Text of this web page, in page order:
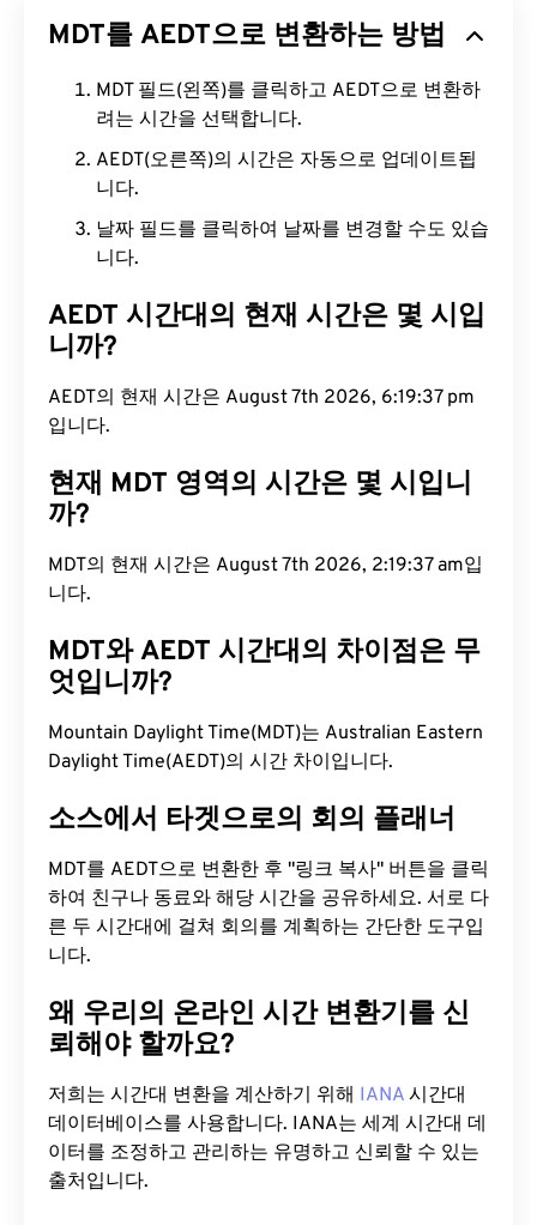
MDT를 AEDT으로 변환하는 방법
MDT 필드(왼쪽)를 클릭하고 AEDT으로 변환하
려는 시간을 선택합니다.
AEDT(오른쪽)의 시간은 자동으로 업데이트됩
니다.
날짜 필드를 클릭하여 날짜를 변경할 수도 있습
니다.
AEDT 시간대의 현재 시간은 몇 시입
니까?
AEDT의 현재 시간은 August 7th 2026, 6:19:38 pm
입니다.
현재 MDT 영역의 시간은 몇 시입니
까?
MDT의 현재 시간은 August 7th 2026, 2:19:38 am입
니다.
MDT와 AEDT 시간대의 차이점은 무
엇입니까?
Mountain Daylight Time(MDT)는 Australian Eastern
Daylight Time(AEDT)의 시간 차이입니다.
소스에서 타겟으로의 회의 플래너
MDT를 AEDT으로 변환한 후 "링크 복사" 버튼을 클릭
하여 친구나 동료와 해당 시간을 공유하세요. 서로 다
른 두 시간대에 걸쳐 회의를 계획하는 간단한 도구입
니다.
왜 우리의 온라인 시간 변환기를 신
뢰해야 할까요?
저희는 시간대 변환을 계산하기 위해 IANA 시간대
데이터베이스를 사용합니다. IANA는 세계 시간대 데
이터를 조정하고 관리하는 유명하고 신뢰할 수 있는
출처입니다.